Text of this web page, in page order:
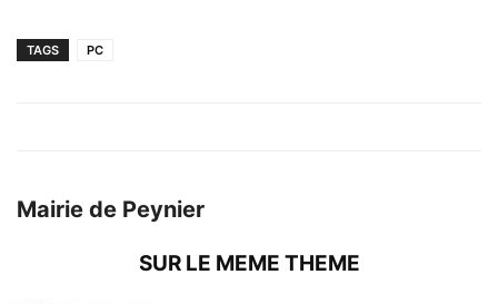
TAGS PC
Mairie de Peynier
SUR LE MEME THEME